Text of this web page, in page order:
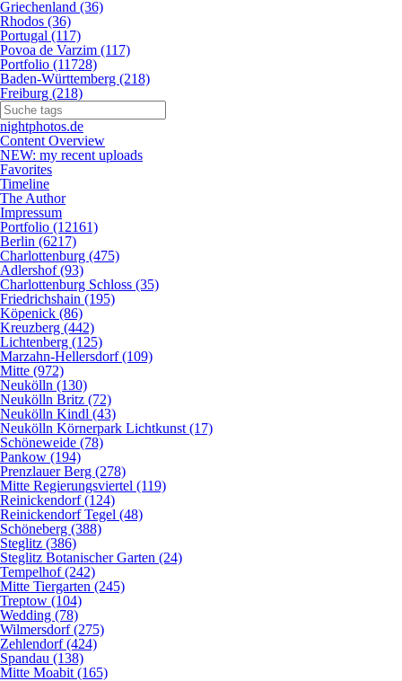
Griechenland (36)
Rhodos (36)
Portugal (117)
Povoa de Varzim (117)
Portfolio (11728)
Baden-Württemberg (218)
Freiburg (218)
nightphotos.de
Content Overview
NEW: my recent uploads
Favorites
Timeline
The Author
Impressum
Portfolio (12161)
Berlin (6217)
Charlottenburg (475)
Adlershof (93)
Charlottenburg Schloss (35)
Friedrichshain (195)
Köpenick (86)
Kreuzberg (442)
Lichtenberg (125)
Marzahn-Hellersdorf (109)
Mitte (972)
Neukölln (130)
Neukölln Britz (72)
Neukölln Kindl (43)
Neukölln Körnerpark Lichtkunst (17)
Schöneweide (78)
Pankow (194)
Prenzlauer Berg (278)
Mitte Regierungsviertel (119)
Reinickendorf (124)
Reinickendorf Tegel (48)
Schöneberg (388)
Steglitz (386)
Steglitz Botanischer Garten (24)
Tempelhof (242)
Mitte Tiergarten (245)
Treptow (104)
Wedding (78)
Wilmersdorf (275)
Zehlendorf (424)
Spandau (138)
Mitte Moabit (165)